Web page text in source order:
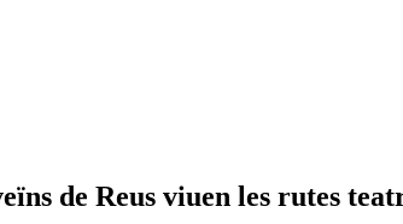
de Reus viuen les rutes